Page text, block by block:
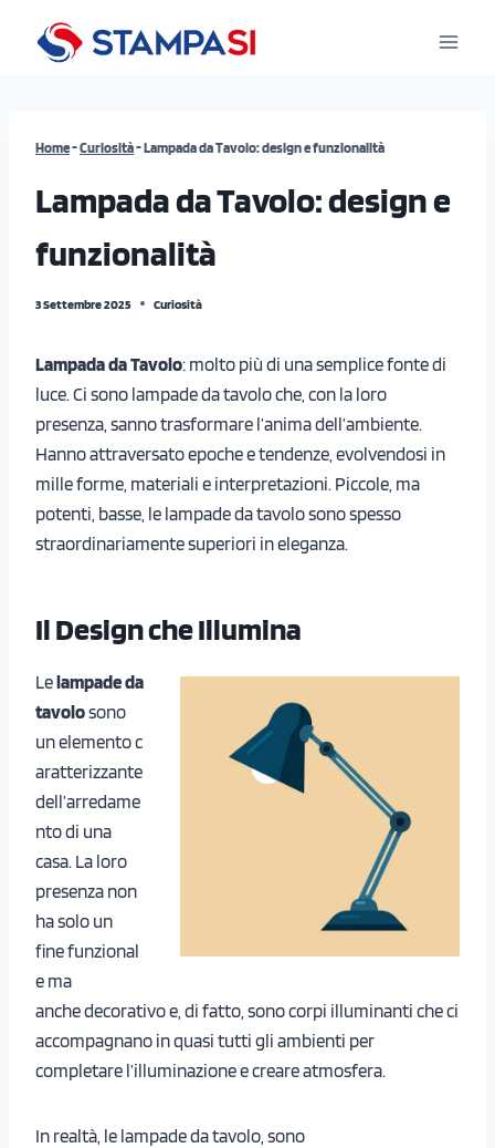
Home-Curiosità-Lampada da Tavolo: design e funzionalità
Lampada da Tavolo: design e
funzionalità
3 Settembre 2025 Curiosità
Lampada da Tavolo: molto più di una semplice fonte di
luce. Ci sono lampade da tavolo che, con la loro
presenza, sanno trasformare l’anima dell’ambiente.
Hanno attraversato epoche e tendenze, evolvendosi in
mille forme, materiali e interpretazioni. Piccole, ma
potenti, basse, le lampade da tavolo sono spesso
straordinariamente superiori in eleganza.
Il Design che Illumina
Lelampade da
tavolosono
un elemento c
aratterizzante
dell’arredame
nto di una
casa. La loro
presenza non
ha solo un
fine funzional
e ma
anche decorativo e, di fatto, sono corpi illuminanti che ci
accompagnano in quasi tutti gli ambienti per
completare l’illuminazione e creare atmosfera.
In realtà, le lampade da tavolo, sono